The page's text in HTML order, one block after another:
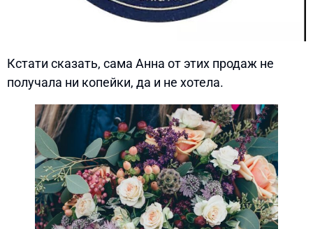
Кстати сказать, сама Анна от этих продаж не
получала ни копейки, да и не хотела.